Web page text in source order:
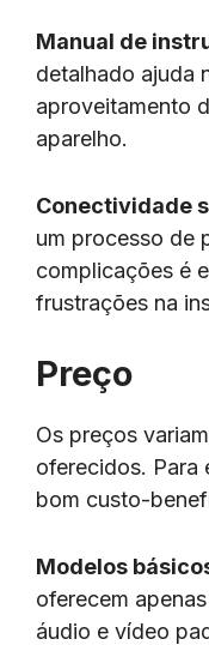
Manual de
detalhado ajuda
aproveitamento
aparelho.
Conectividade
um processo de
complicações é
frustrações na
Preço
Os preços
oferecidos. Para
bom custo-
Modelos
oferecem
áudio e vídeo